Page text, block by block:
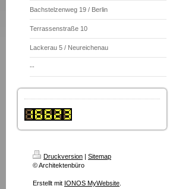
Bachstelzenweg 19 / Berlin
Terrassenstraße 10
Lackerau 5 / Neureichenau
--
Druckversion | Sitemap
© Architektenbüro
Erstellt mit IONOS MyWebsite